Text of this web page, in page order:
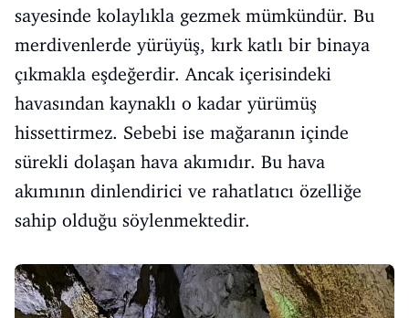
sayesinde kolaylıkla gezmek mümkündür. Bu
merdivenlerde yürüyüş, kırk katlı bir binaya
çıkmakla eşdeğerdir. Ancak içerisindeki
havasından kaynaklı o kadar yürümüş
hissettirmez. Sebebi ise mağaranın içinde
sürekli dolaşan hava akımıdır. Bu hava
akımının dinlendirici ve rahatlatıcı özelliğe
sahip olduğu söylenmektedir.